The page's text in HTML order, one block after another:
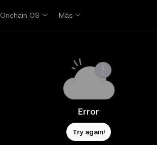
Onchain OS Más
Error
Try again!